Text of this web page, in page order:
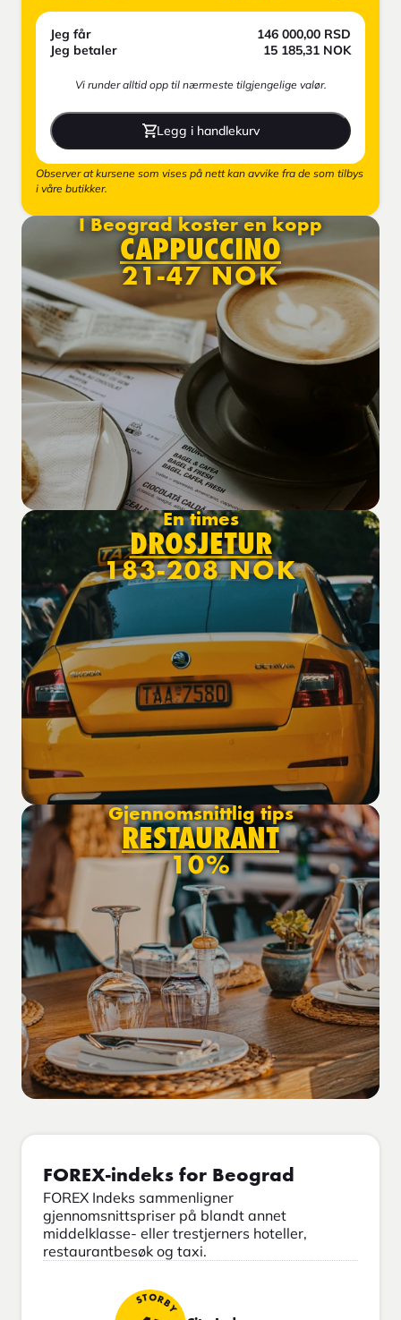
Jeg får 146 000,00 RSD
Jeg betaler
15 185,31 NOK
Vi runder alltid opp til nærmeste tilgjengelige valør.
Legg i handlekurv
Observer at kursene som vises på nett kan avvike fra de som tilbys
i våre butikker.
I Beograd koster en kopp
CAPPUCCINO
21-47 NOK
En times
DROSJETUR
183-208 NOK
Gjennomsnittlig tips
RESTAURANT
10%
FOREX-indeks for Beograd
FOREX Indeks sammenligner
gjennomsnittspriser på blandt annet
middelklasse- eller trestjerners hoteller,
restaurantbesøk og taxi.
STORBY